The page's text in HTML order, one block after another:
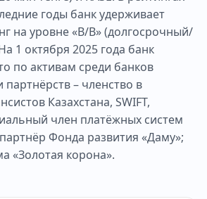
годы банк удерживает
на уровне «B/B» (долгосрочный/
1 октября 2025 года банк
по активам среди банков
партнёрств – членство в
Казахстана, SWIFT,
член платёжных систем
Фонда развития «Даму»;
«Золотая корона».